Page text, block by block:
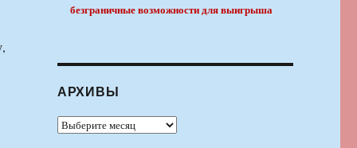
безграничные возможности для выигрыша
АРХИВЫ
Архивы